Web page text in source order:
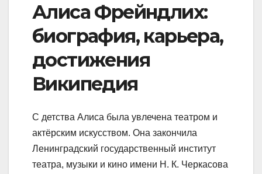
Алиса Фрейндлих:
биография, карьера,
достижения
Википедия
С детства Алиса была увлечена театром и
актёрским искусством. Она закончила
Ленинградский государственный институт
театра, музыки и кино имени Н. К. Черкасова